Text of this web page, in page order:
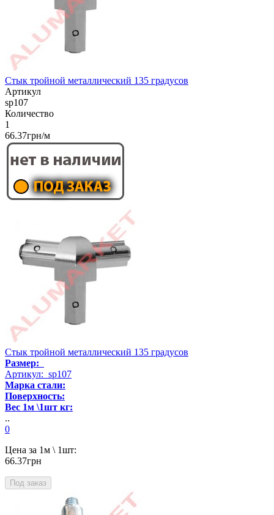
Стык тройной металлический 135 градусов
Артикул
sp107
Количество
1
66.37грн/м
Стык тройной металлический 135 градусов
Размер:
Артикул: sp107
Марка стали:
Поверхность:
Вес 1м \1шт кг:
..
0
Цена за 1м \ 1шт:
66.37грн
Под заказ